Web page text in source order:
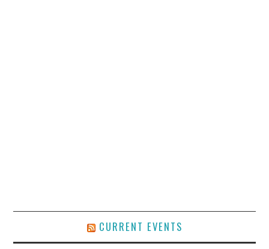
CURRENT EVENTS